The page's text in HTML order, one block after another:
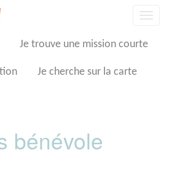
Je trouve une mission courte
Je cherche sur la carte
bénévole